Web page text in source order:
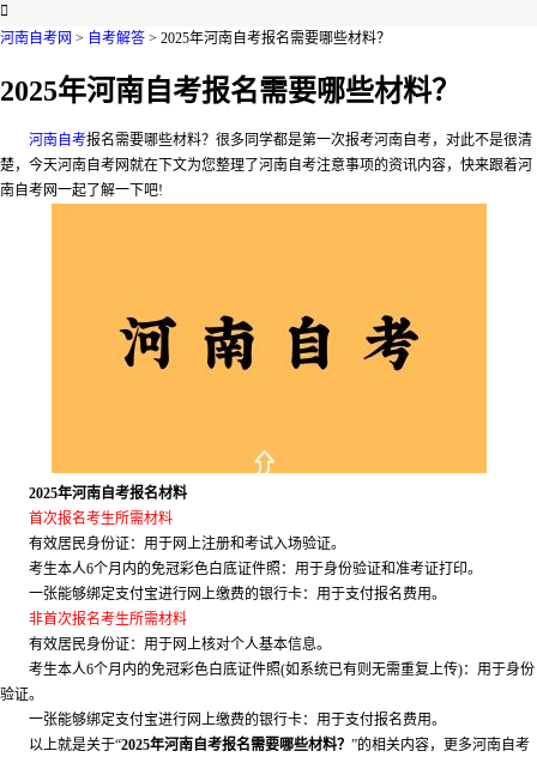

河南自考网 > 自考解答 > 2025年河南自考报名需要哪些材料？
2025年河南自考报名需要哪些材料？
河南自考报名需要哪些材料？ 很多同学都是第一次报考河南自考，对此不是很清
楚，今天河南自考网就在下文为您整理了河南自考注意事项的资讯内容，快来跟着河
南自考网一起了解一下吧!
2025年河南自考报名材料
首次报名考生所需材料
有效居民身份证：用于网上注册和考试入场验证。
考生本人6个月内的免冠彩色白底证件照：用于身份验证和准考证打印。
一张能够绑定支付宝进行网上缴费的银行卡：用于支付报名费用。
非首次报名考生所需材料
有效居民身份证：用于网上核对个人基本信息。
考生本人6个月内的免冠彩色白底证件照(如系统已有则无需重复上传)：用于身份
验证。
一张能够绑定支付宝进行网上缴费的银行卡：用于支付报名费用。
以上就是关于“2025年河南自考报名需要哪些材料？ ”的相关内容，更多河南自考